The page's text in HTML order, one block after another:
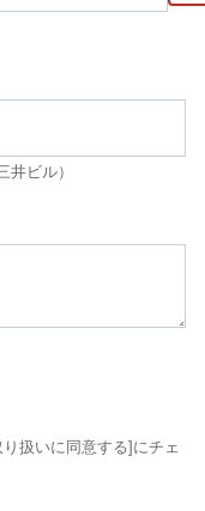
ビル）
扱いに同意する]にチェ